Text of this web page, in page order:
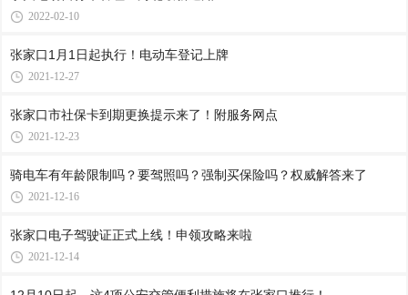
2022-02-10
张家口1月1日起执行！电动车登记上牌
2021-12-27
张家口市社保卡到期更换提示来了！附服务网点
2021-12-23
骑电车有年龄限制吗？要驾照吗？强制买保险吗？权威解答来了
2021-12-16
张家口电子驾驶证正式上线！申领攻略来啦
2021-12-14